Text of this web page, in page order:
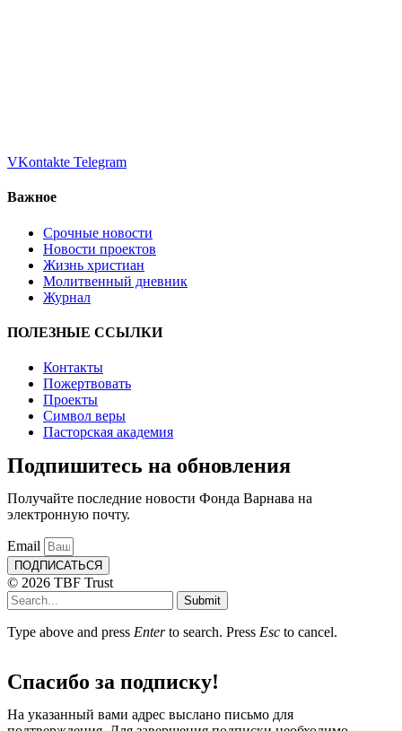
VKontakte Telegram
Важное
Срочные новости
Новости проектов
Жизнь христиан
Молитвенный дневник
Журнал
ПОЛЕЗНЫЕ ССЫЛКИ
Контакты
Пожертвовать
Проекты
Символ веры
Пасторская академия
Подпишитесь на обновления
Получайте последние новости Фонда Варнава на
электронную почту.
Email
ПОДПИСАТЬСЯ
© 2026 TBF Trust
Submit
Type above and press Enterto search. Press Esc to cancel.
Спасибо за подписку!
На указанный вами адрес выслано письмо для